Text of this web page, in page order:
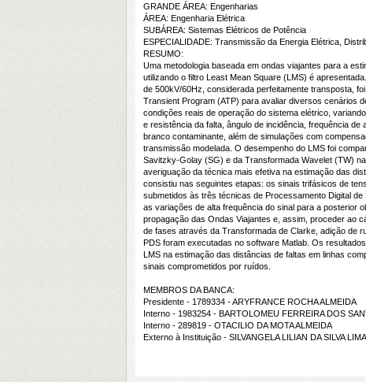
GRANDE ÁREA: Engenharias
ÁREA: Engenharia Elétrica
SUBÁREA: Sistemas Elétricos de Potência
ESPECIALIDADE: Transmissão da Energia Elétrica,
RESUMO:
Uma metodologia baseada em ondas viajantes para a
utilizando o filtro Least Mean Square (LMS) é
de 500kV/60Hz, considerada perfeitamente transposta,
Transient Program (ATP) para avaliar diversos cenários
condições reais de operação do sistema elétrico,
e resistência da falta, ângulo de incidência, frequência de
branco contaminante, além de simulações com
transmissão modelada. O desempenho do LMS foi
Savitzky-Golay (SG) e da Transformada Wavelet (TW)
averiguação da técnica mais efetiva na estimação das
consistiu nas seguintes etapas: os sinais trifásicos de
submetidos às três técnicas de Processamento Digital
as variações de alta frequência do sinal para a posterior
propagação das Ondas Viajantes e, assim, proceder ao
de fases através da Transformada de Clarke, adição de
PDS foram executadas no software Matlab. Os
LMS na estimação das distâncias de faltas em linhas
sinais comprometidos por ruídos.
MEMBROS DA BANCA:
Presidente - 1789334 - ARYFRANCE ROCHA ALMEIDA
Interno - 1983254 - BARTOLOMEU FERREIRA DOS
Interno - 289819 - OTACILIO DA MOTA ALMEIDA
Externo à Instituição - SILVANGELA LILIAN DA SILVA